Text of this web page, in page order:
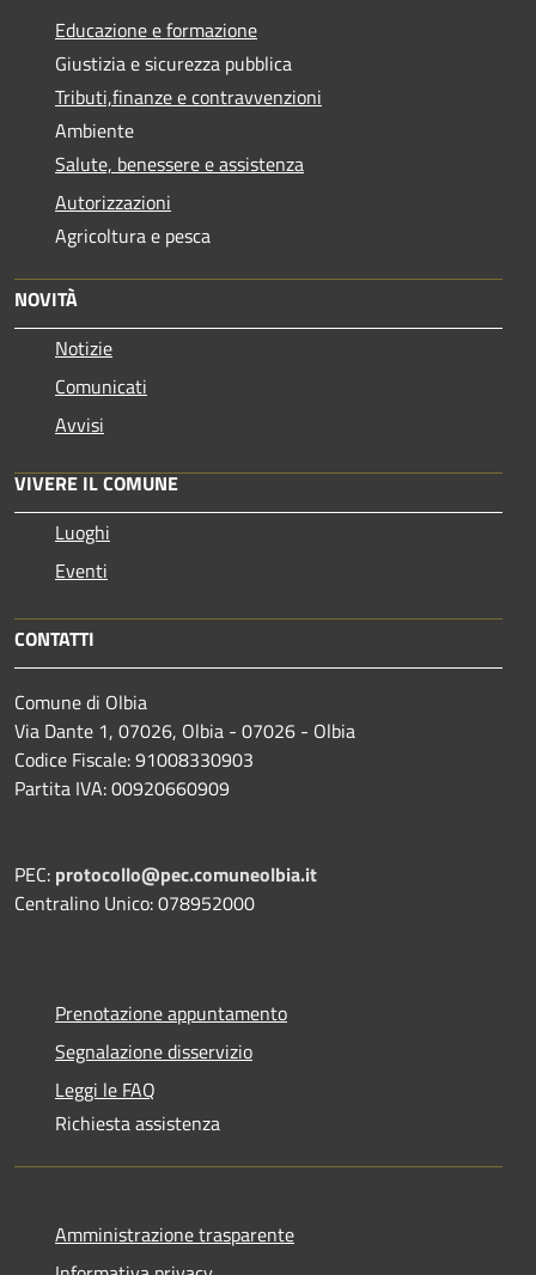
Educazione e formazione
Giustizia e sicurezza pubblica
Tributi,finanze e contravvenzioni
Ambiente
Salute, benessere e assistenza
Autorizzazioni
Agricoltura e pesca
NOVITÀ
Notizie
Comunicati
Avvisi
VIVERE IL COMUNE
Luoghi
Eventi
CONTATTI
Comune di Olbia
Via Dante 1, 07026, Olbia - 07026 - Olbia
Codice Fiscale: 91008330903
Partita IVA: 00920660909
PEC: protocollo@pec.comuneolbia.it
Centralino Unico: 078952000
Prenotazione appuntamento
Segnalazione disservizio
Leggi le FAQ
Richiesta assistenza
Amministrazione trasparente